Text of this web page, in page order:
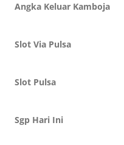
Angka Keluar Kamboja
Slot Via Pulsa
Slot Pulsa
Sgp Hari Ini